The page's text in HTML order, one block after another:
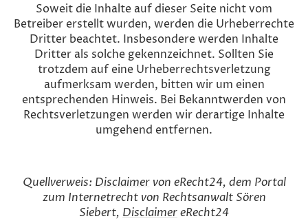
Soweit die Inhalte auf dieser Seite nicht vom
Betreiber erstellt wurden, werden die Urheberrechte
Dritter beachtet. Insbesondere werden Inhalte
Dritter als solche gekennzeichnet. Sollten Sie
trotzdem auf eine Urheberrechtsverletzung
aufmerksam werden, bitten wir um einen
entsprechenden Hinweis. Bei Bekanntwerden von
Rechtsverletzungen werden wir derartige Inhalte
umgehend entfernen.
Quellverweis: Disclaimervon eRecht24, dem Portal
zum Internetrecht von Rechtsanwalt Sören
Siebert, DisclaimereRecht24